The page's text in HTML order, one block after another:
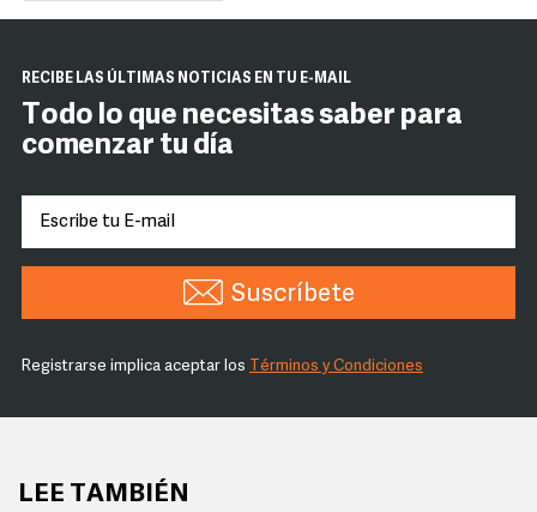
RECIBE LAS ÚLTIMAS NOTICIAS EN TU E-MAIL
Todo lo que necesitas saber para
comenzar tu día
Suscríbete
Registrarse implica aceptar los Términos y Condiciones
LEE TAMBIÉN